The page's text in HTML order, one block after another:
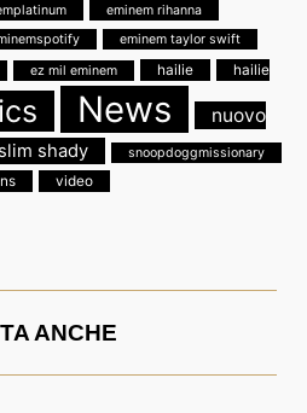
eminem rihanna
eminem taylor swift
ez mil eminem hailie hailie
News
nuovo
slim shady snoopdoggmissionary
video
ANCHE